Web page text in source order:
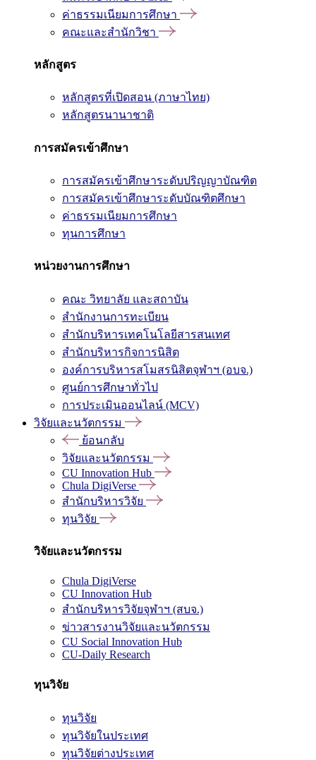
ค่าธรรมเนียมการศึกษา
คณะและสำนักวิชา
หลักสูตร
หลักสูตรที่เปิดสอน (ภาษาไทย)
หลักสูตรนานาชาติ
การสมัครเข้าศึกษา
การสมัครเข้าศึกษาระดับปริญญาบัณฑิต
การสมัครเข้าศึกษาระดับบัณฑิตศึกษา
ค่าธรรมเนียมการศึกษา
ทุนการศึกษา
หน่วยงานการศึกษา
คณะ วิทยาลัย และสถาบัน
สำนักงานการทะเบียน
สำนักบริหารเทคโนโลยีสารสนเทศ
สำนักบริหารกิจการนิสิต
องค์การบริหารสโมสรนิสิตจุฬาฯ (อบจ.)
ศูนย์การศึกษาทั่วไป
การประเมินออนไลน์ (MCV)
วิจัยและนวัตกรรม
ย้อนกลับ
วิจัยและนวัตกรรม
CU Innovation Hub
Chula DigiVerse
สำนักบริหารวิจัย
ทุนวิจัย
วิจัยและนวัตกรรม
Chula DigiVerse
CU Innovation Hub
สำนักบริหารวิจัยจุฬาฯ (สบจ.)
ข่าวสารงานวิจัยและนวัตกรรม
CU Social Innovation Hub
CU-Daily Research
ทุนวิจัย
ทุนวิจัย
ทุนวิจัยในประเทศ
ทุนวิจัยต่างประเทศ